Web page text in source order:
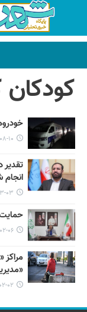
کودکان
۱۴۰۴-
تقدیر
۱۴۰۴-
حمایت
۱۴۰۴-
مراکز
۱۴۰۴-